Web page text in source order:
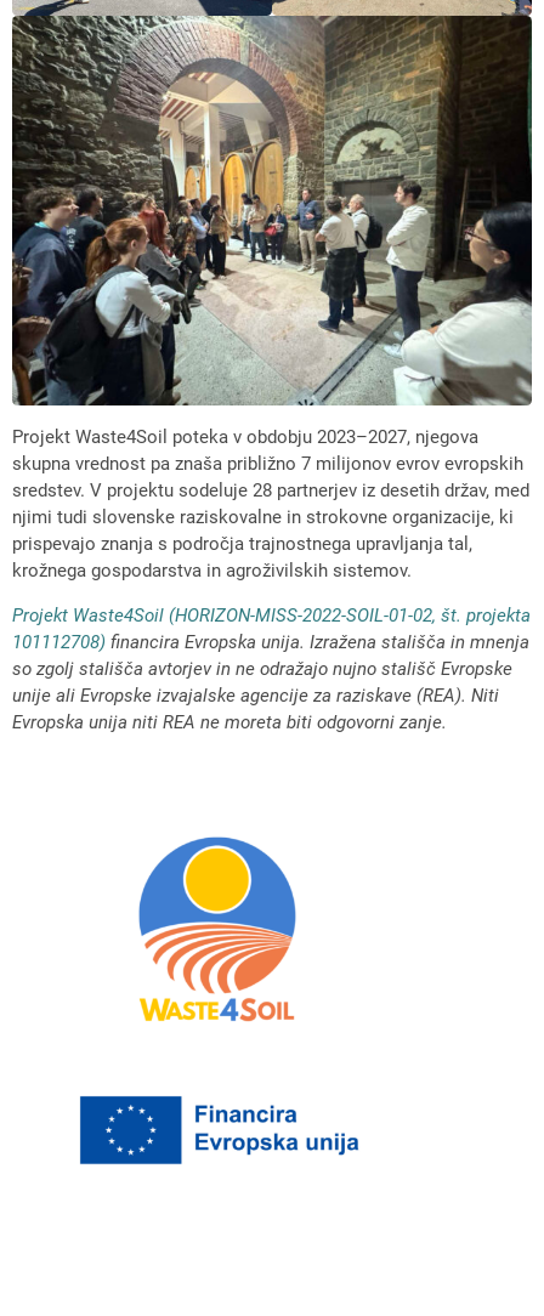
Projekt Waste4Soil poteka v obdobju 2023–2027, njegova
skupna vrednost pa znaša približno 7 milijonov evrov evropskih
sredstev. V projektu sodeluje 28 partnerjev iz desetih držav, med
njimi tudi slovenske raziskovalne in strokovne organizacije, ki
prispevajo znanja s področja trajnostnega upravljanja tal,
krožnega gospodarstva in agroživilskih sistemov.
Projekt Waste4Soil (HORIZON-MISS-2022-SOIL-01-02, št. projekta
101112708) financira Evropska unija. Izražena stališča in mnenja
so zgolj stališča avtorjev in ne odražajo nujno stališč Evropske
unije ali Evropske izvajalske agencije za raziskave (REA). Niti
Evropska unija niti REA ne moreta biti odgovorni zanje.